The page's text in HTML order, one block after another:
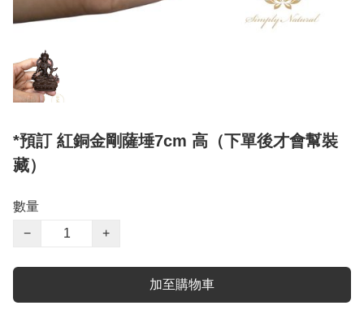
*預訂 紅銅金剛薩埵7cm 高（下單後才會幫裝
藏）
數量
−
+
加至購物車